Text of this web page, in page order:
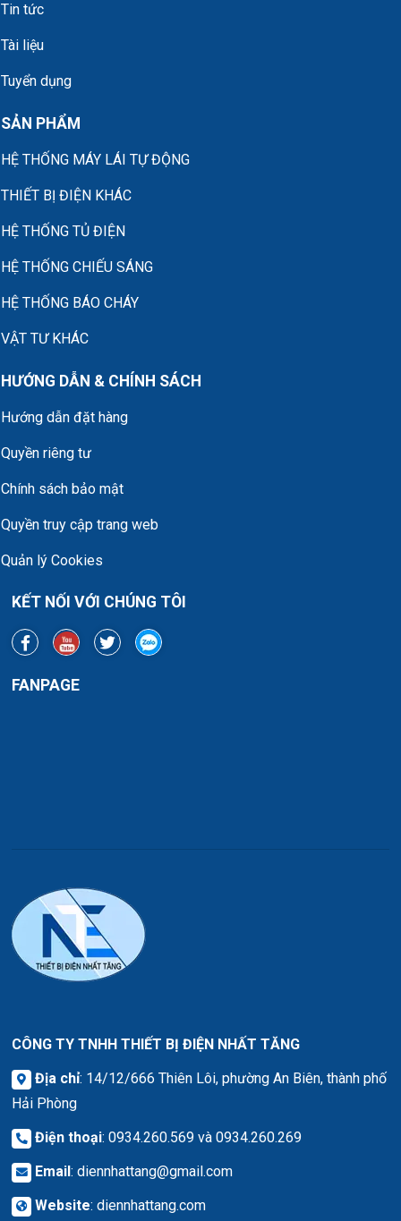
Tin tức
Tài liệu
Tuyển dụng
SẢN PHẨM
HỆ THỐNG MÁY LÁI TỰ ĐỘNG
THIẾT BỊ ĐIỆN KHÁC
HỆ THỐNG TỦ ĐIỆN
HỆ THỐNG CHIẾU SÁNG
HỆ THỐNG BÁO CHÁY
VẬT TƯ KHÁC
HƯỚNG DẪN & CHÍNH SÁCH
Hướng dẫn đặt hàng
Quyền riêng tư
Chính sách bảo mật
Quyền truy cập trang web
Quản lý Cookies
KẾT NỐI VỚI CHÚNG TÔI
FANPAGE
CÔNG TY TNHH THIẾT BỊ ĐIỆN NHẤT TĂNG
Địa chỉ: 14/12/666 Thiên Lôi, phường An Biên, thành phố
Hải Phòng
Điện thoại: 0934.260.569 và 0934.260.269
Email : diennhattang@gmail.com
Website: diennhattang.com